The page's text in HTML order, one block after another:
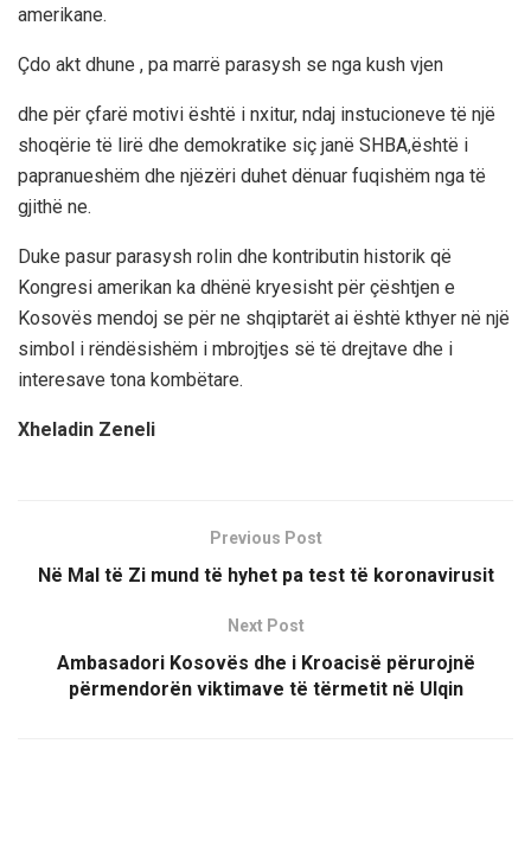
amerikane.
Çdo akt dhune , pa marrë parasysh se nga kush vjen
dhe për çfarë motivi është i nxitur, ndaj instucioneve të një
shoqërie të lirë dhe demokratike siç janë SHBA,është i
papranueshëm dhe njëzëri duhet dënuar fuqishëm nga të
gjithë ne.
Duke pasur parasysh rolin dhe kontributin historik që
Kongresi amerikan ka dhënë kryesisht për çështjen e
Kosovës mendoj se për ne shqiptarët ai është kthyer në një
simbol i rëndësishëm i mbrojtjes së të drejtave dhe i
interesave tona kombëtare.
Xheladin Zeneli
Previous Post
Në Mal të Zi mund të hyhet pa test të koronavirusit
Next Post
Ambasadori Kosovës dhe i Kroacisë përurojnë
përmendorën viktimave të tërmetit në Ulqin